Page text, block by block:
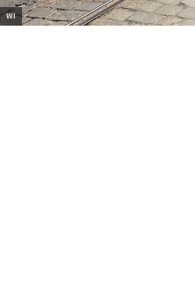
WI